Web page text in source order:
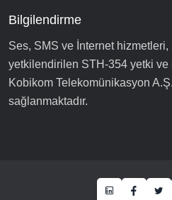
Bilgilendirme
Ses, SMS ve İnternet hizmetleri,
yetkilendirilen STH-354 yetki ve
Kobikom Telekomünikasyon
sağlanmaktadır.